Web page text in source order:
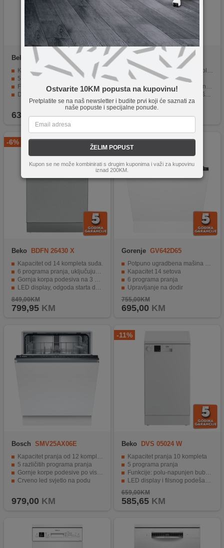
Ostvarite 10KM popusta na kupovinu!
Pretplatite se na naš newsletter i budite prvi koji će saznati za
naše popuste i specijalne ponude.
ŽELIM POPUST
Kupon se ne može kombinirati s drugim kuponima i važi za kupovinu
iznad 200KM.
Beko DVS 05024 S
Kapacitet pranja od 10 kompleta
5 različitih programa pranja
Fleksibilnost u organizaciji posuđa
Dodatne funkcije za jednostavnost korištenja
Energetski učinkovita s razredom E
635,00KM
Bosch SMV4HTX33E
Kapacitet pranja od 12 kompleta
6 različitih programa pranja
Izmjenjivač topline, AquaSensor i senzor punjenja
VarioFlex i VarioPretinac košare
AquaStop, sistem zaštite čaša
1.159,00KM
-6%
Beko BDFN 26430 X
Kapacitet od 14 kompleta suđa.
6 programa pranja, uključujući ECO program.
Gornja korpa podesiva na 3 nivoa
LED display, odgoda starta do 24 h
Indikator curenja vode, Senzor nečistoće
849,00KM
799,95KM
-8%
Gorenje GV642D65
Potpuno ugradbena mašina za pranje posuđa
Kapacitet 14 setova
6 programa pranja
Upravljanje na dodir
Total AquaStop - zaštita od izljevanja
755,00KM
695,00 KM
Bosch SMV25AX06E
Kapacitet pranja od 12 kompleta
5 različitih programa pranja
Gornje korpe podesive po visini
Crveno led svjetlo na podu
979,00 KM
-11%
Beko DVS 05024 W
Kapacitet pranja 10 kompleta
5 programa pranja
Funkcije: polu-napunjen bubanj, Time Delay, Tableta, Dječija sigurnosna zaštita
LED display i filsnog podešavanja gornje korpe
Dodatni prostor za lonce i tave.
659,00KM
585,65KM